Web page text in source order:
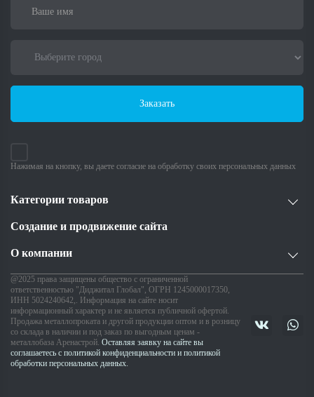
Заказать
Нажимая на кнопку, вы даете согласие на обработку своих персональных данных
Категории товаров
Создание и продвижение сайта
О компании
@2025 права защищены общество с ограниченной
ответственностью "Диджитал Глобал", ОГРН 1245000017350,
ИНН 5024240642,. Информация на сайте носит
информационный характер и не является публичной офертой.
Продажа металлопроката и другой продукции оптом и в розницу
со склада в наличии и под заказ по выгодным ценам -
металлобаза Аренастрой. Оставляя заявку на сайте вы
соглашаетесь с политикой конфиденциальности и политикой
обработки персональных данных.